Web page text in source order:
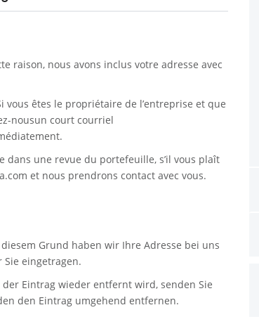
raison, nous avons inclus votre adresse avec
êtes le propriétaire de l’entreprise et que
nousun court courriel
dans une revue du portefeuille, s’il vous plaît
et nous prendrons contact avec vous.
Grund haben wir Ihre Adresse bei uns
eingetragen.
Eintrag wieder entfernt wird, senden Sie
den Eintrag umgehend entfernen.